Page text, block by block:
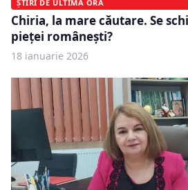
ȘTIRI DE ULTIMĂ ORĂ
Chiria, la mare căutare. Se
pieței românești?
18 ianuarie 2026